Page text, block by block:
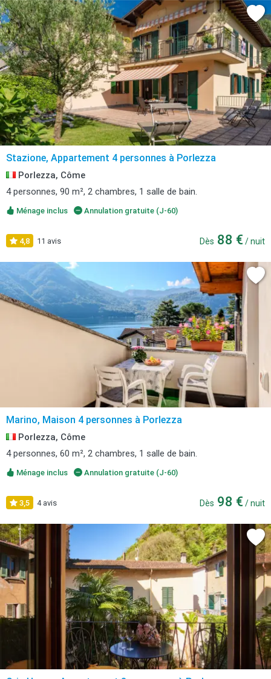
Stazione, Appartement 4 personnes à Porlezza
Porlezza, Côme
4 personnes, 90 m², 2 chambres, 1 salle de bain.
Ménage inclus Annulation gratuite (J-60)
4,8 11 avis Dès 88 € / nuit
Marino, Maison 4 personnes à Porlezza
Porlezza, Côme
4 personnes, 60 m², 2 chambres, 1 salle de bain.
Ménage inclus Annulation gratuite (J-60)
3,5 4 avis Dès 98 € / nuit